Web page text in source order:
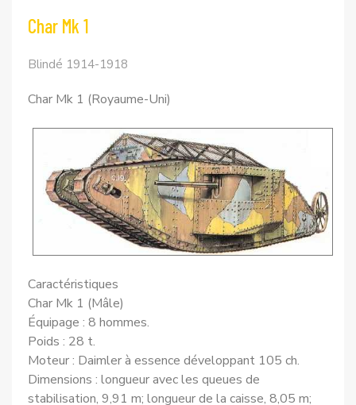
Char Mk 1
Blindé 1914-1918
Char Mk 1 (Royaume-Uni)
Caractéristiques
Char Mk 1 (Mâle)
Équipage : 8 hommes.
Poids : 28 t.
Moteur : Daimler à essence développant 105 ch.
Dimensions : longueur avec les queues de
stabilisation, 9,91 m; longueur de la caisse, 8,05 m;